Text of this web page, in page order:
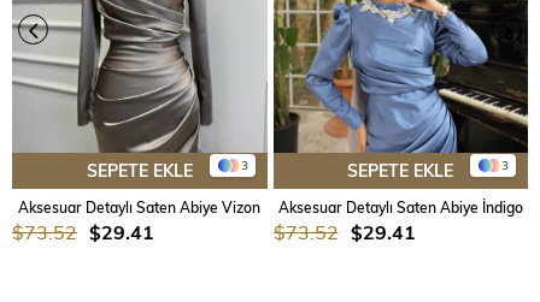
3
SEPETE EKLE
Aksesuar Detaylı Saten Abiye Vizon
$29.41
$73.52
3
SEPETE EKLE
Aksesuar Detaylı Saten Abiye İndigo
$29.41
$73.52